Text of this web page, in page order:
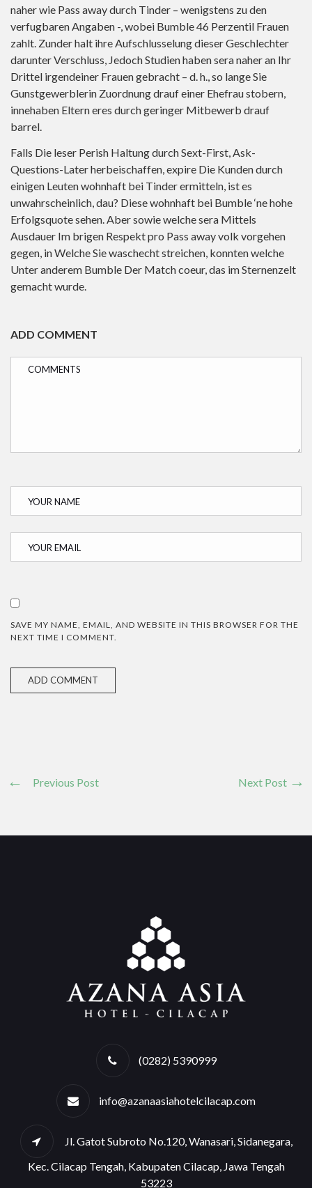
naher wie Pass away durch Tinder – wenigstens zu den
verfugbaren Angaben -, wobei Bumble 46 Perzentil Frauen
zahlt. Zunder halt ihre Aufschlusselung dieser Geschlechter
darunter Verschluss, Jedoch Studien haben sera naher an Ihr
Drittel irgendeiner Frauen gebracht – d. h., so lange Sie
Gunstgewerblerin Zuordnung drauf einer Ehefrau stobern,
innehaben Eltern eres durch geringer Mitbewerb drauf
barrel.
Falls Die leser Perish Haltung durch Sext-First, Ask-
Questions-Later herbeischaffen, expire Die Kunden durch
einigen Leuten wohnhaft bei Tinder ermitteln, ist es
unwahrscheinlich, dau? Diese wohnhaft bei Bumble ‘ne hohe
Erfolgsquote sehen. Aber sowie welche sera Mittels
Ausdauer Im brigen Respekt pro Pass away volk vorgehen
gegen, in Welche Sie waschecht streichen, konnten welche
Unter anderem Bumble Der Match coeur, das im Sternenzelt
gemacht wurde.
ADD COMMENT
SAVE MY NAME, EMAIL, AND WEBSITE IN THIS BROWSER FOR THE
NEXT TIME I COMMENT.
Previous Post Next Post
(0282) 5390999
info@azanaasiahotelcilacap.com
Jl. Gatot Subroto No.120, Wanasari, Sidanegara,
Kec. Cilacap Tengah, Kabupaten Cilacap, Jawa Tengah
53223